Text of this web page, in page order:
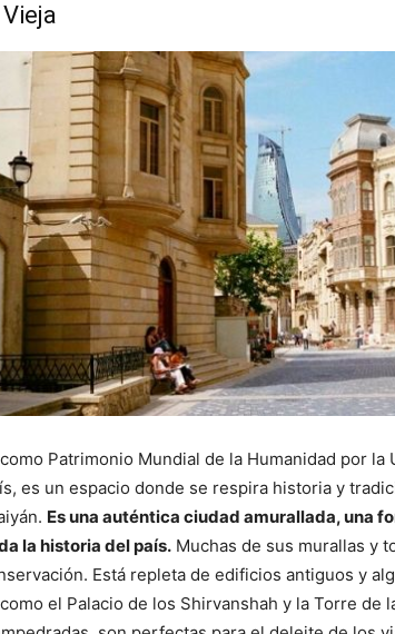
Patrimonio Mundial de la Humanidad por la
es un espacio donde se respira historia y
Es una auténtica ciudad amurallada, una
la historia del país. Muchas de sus murallas y
Está repleta de edificios antiguos y
el Palacio de los Shirvanshah y la Torre de